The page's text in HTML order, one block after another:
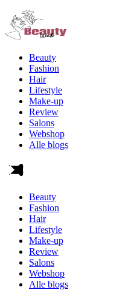
Beauty
Fashion
Hair
Lifestyle
Make-up
Review
Salons
Webshop
Alle blogs
Beauty
Fashion
Hair
Lifestyle
Make-up
Review
Salons
Webshop
Alle blogs